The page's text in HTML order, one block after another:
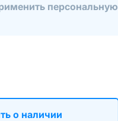
персональную
о наличии